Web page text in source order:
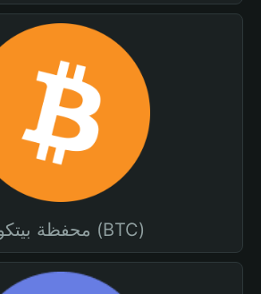
محفظة بيتكوين (BTC)